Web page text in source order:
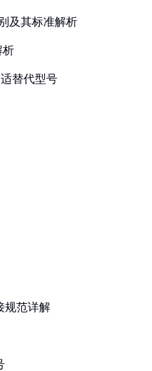
及其标准解析
析
替代型号
规范详解